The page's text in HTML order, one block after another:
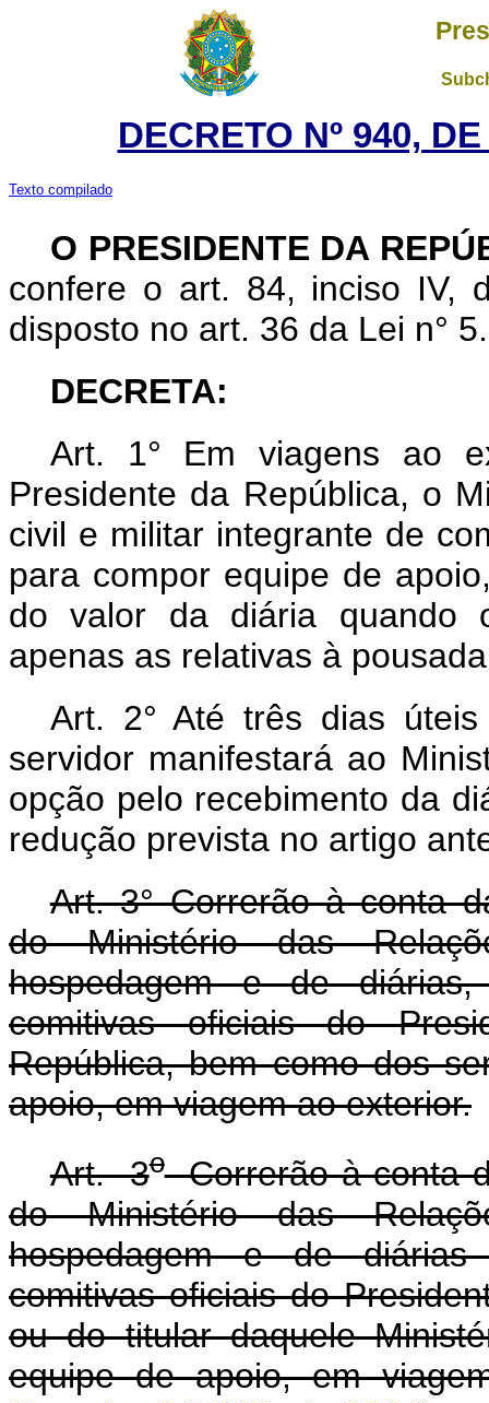
DECRETO Nº 940,
Texto compilado
O PRESIDENTE DA
confere o art. 84, inciso IV,
disposto no art. 36 da Lei n°
DECRETA:
Art. 1° Em viagens ao
Presidente da República, o
civil e militar integrante de
para compor equipe de
do valor da diária quando
apenas as relativas à
Art. 2° Até três dias
servidor manifestará ao
opção pelo recebimento da
redução prevista no artigo
Art. 3° Correrão à conta
do Ministério das
hospedagem e de
comitivas oficiais do
República, bem como dos
apoio, em viagem ao exterior.
Art. 3oCorrerão à conta
do Ministério das
hospedagem e de diárias
comitivas oficiais do
ou do titular daquele
equipe de apoio, em